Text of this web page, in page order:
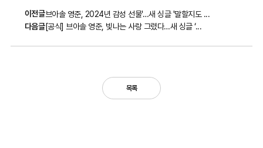
이전글브아솔 영준, 2024년 감성 선물'…새 싱글 '말할지도 ...
다음글[공식] 브아솔 영준, 빛나는 사랑 그렸다…새 싱글 ‘...
목록